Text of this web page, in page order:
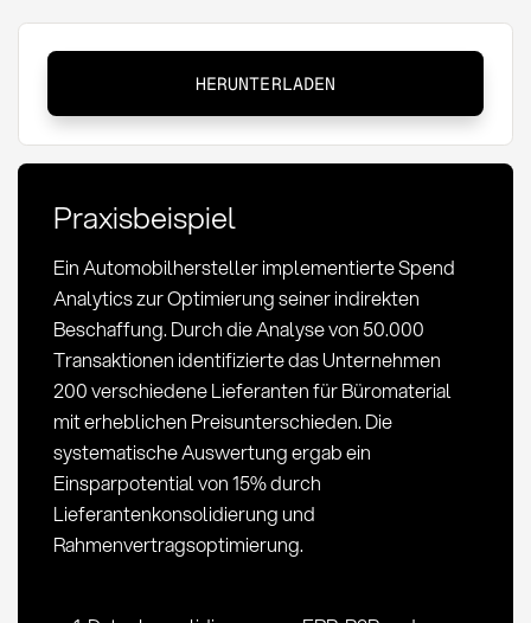
Analytics:
Definition,
Methoden
KPIs
Einkauf
HERUNTERLADEN
Praxisbeispiel
Ein Automobilhersteller implementierte Spend
Analytics zur Optimierung seiner indirekten
Beschaffung. Durch die Analyse von 50.000
Transaktionen identifizierte das Unternehmen
200 verschiedene Lieferanten für Büromaterial
mit erheblichen Preisunterschieden. Die
systematische Auswertung ergab ein
Einsparpotential von 15% durch
Lieferantenkonsolidierung und
Rahmenvertragsoptimierung.